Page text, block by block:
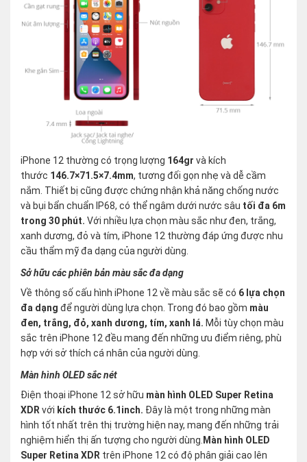
iPhone 12 thường có trọng lượng 164gr và kích
thước 146.7×71.5×7.4mm, tương đối gọn nhẹ và dễ cầm
nắm. Thiết bị cũng được chứng nhận khả năng chống nước
và bụi bẩn chuẩn IP68, có thể ngâm dưới nước sâu tối đa 6m
trong 30 phút. Với nhiều lựa chọn màu sắc như đen, trắng,
xanh dương, đỏ và tím, iPhone 12 thường đáp ứng được nhu
cầu thẩm mỹ đa dạng của người dùng.
Sở hữu các phiên bản màu sắc đa dạng
Về thông số cấu hình iPhone 12 về màu sắc sẽ có 6 lựa chọn
đa dạng để người dùng lựa chọn. Trong đó bao gồm màu
đen, trắng, đỏ, xanh dương, tím, xanh lá. Mỗi tùy chọn màu
sắc trên iPhone 12 đều mang đến những ưu điểm riêng, phù
hợp với sở thích cá nhân của người dùng.
Màn hình OLED sắc nét
Điện thoại iPhone 12 sở hữu màn hình OLED Super Retina
XDRvới kích thước 6.1inch. Đây là một trong những màn
hình tốt nhất trên thị trường hiện nay, mang đến những trải
nghiệm hiển thị ấn tượng cho người dùng. Màn hình OLED
Super Retina XDR trên iPhone 12 có độ phân giải cao lên